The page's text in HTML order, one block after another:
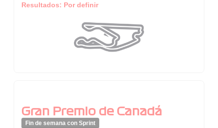
Resultados: Por definir
Gran Premio de Canadá
Fin de semana con Sprint